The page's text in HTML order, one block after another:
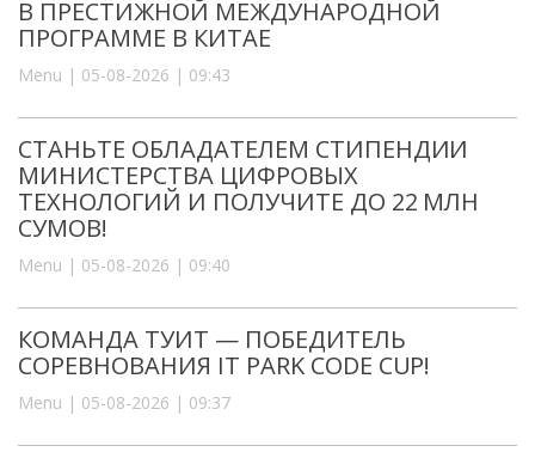
В ПРЕСТИЖНОЙ МЕЖДУНАРОДНОЙ
ПРОГРАММЕ В КИТАЕ
Menu | 05-08-2026 | 09:43
СТАНЬТЕ ОБЛАДАТЕЛЕМ СТИПЕНДИИ
МИНИСТЕРСТВА ЦИФРОВЫХ
ТЕХНОЛОГИЙ И ПОЛУЧИТЕ ДО 22 МЛН
СУМОВ!
Menu | 05-08-2026 | 09:40
КОМАНДА ТУИТ — ПОБЕДИТЕЛЬ
СОРЕВНОВАНИЯ IT PARK CODE CUP!
Menu | 05-08-2026 | 09:37